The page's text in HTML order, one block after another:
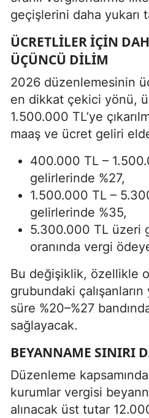
geçişlerini daha yukarı
ÜCRETLILER İÇIN
ÜÇÜNCÜ DILIM
2026 düzenlemesinin
en dikkat çekici yönü,
1.500.000 TL’ye
maaş ve ücret geliri
400.000 TL –
gelirlerinde %27,
1.500.000 TL –
gelirlerinde %35,
5.300.000 TL üzeri
oranında vergi
Bu değişiklik, özellikle
grubundaki
süre %20–%27
sağlayacak.
BEYANNAME SINIRI
Düzenleme
kurumlar vergisi
alınacak üst tutar